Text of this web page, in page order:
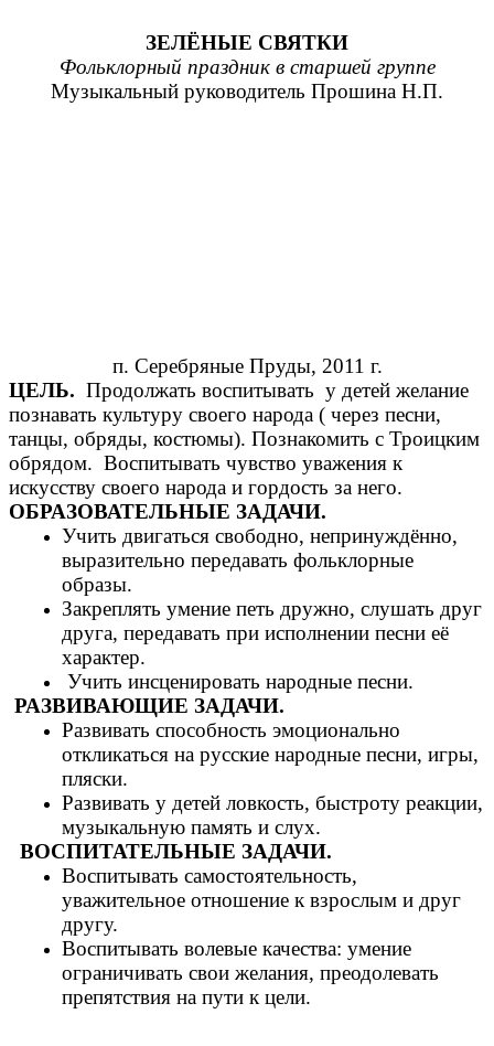
ЗЕЛЁНЫЕ СВЯТКИ
Фольклорный праздник в старшей группе
Музыкальный руководитель Прошина Н.П.
п. Серебряные Пруды, 2011 г.
ЦЕЛЬ. Продолжать воспитывать у детей желание
познавать культуру своего народа ( через песни,
танцы, обряды, костюмы). Познакомить с Троицким
обрядом. Воспитывать чувство уважения к
искусству своего народа и гордость за него.
ОБРАЗОВАТЕЛЬНЫЕ ЗАДАЧИ.
Учить двигаться свободно, непринуждённо,
выразительно передавать фольклорные
образы.
Закреплять умение петь дружно, слушать друг
друга, передавать при исполнении песни её
характер.
Учить инсценировать народные песни.
РАЗВИВАЮЩИЕ ЗАДАЧИ.
Развивать способность эмоционально
откликаться на русские народные песни, игры,
пляски.
Развивать у детей ловкость, быстроту реакции,
музыкальную память и слух.
ВОСПИТАТЕЛЬНЫЕ ЗАДАЧИ.
Воспитывать самостоятельность,
уважительное отношение к взрослым и друг
другу.
Воспитывать волевые качества: умение
ограничивать свои желания, преодолевать
препятствия на пути к цели.